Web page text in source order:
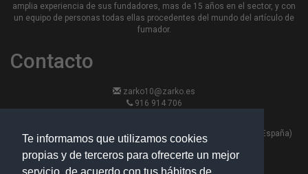
Te informamos que utilizamos cookies
propias y de terceros para ofrecerte un mejor
amplia experiencia de sus fundadores, mas de 15 años en el sector, y con
un equipo de personas todas ellas procedentes del mundo del artículo de
fumador.
Contacto
zarko10@zarko.es
916 914 706
Calle Hierro 13, nave 6 - 28330 -San Martin de la Vega, Madrid (España)
Políticas